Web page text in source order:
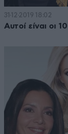
31·12·2019 18:02
Αυτοί είναι οι